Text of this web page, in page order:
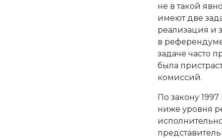
не в такой
имеют две
реализация и
в
задаче часто
была
комиссий.
По закону
ниже уровня